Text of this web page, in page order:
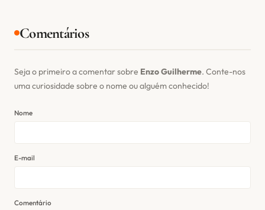
Comentários
Seja o primeiro a comentar sobre Enzo Guilherme. Conte-nos
uma curiosidade sobre o nome ou alguém conhecido!
Nome
E-mail
Comentário